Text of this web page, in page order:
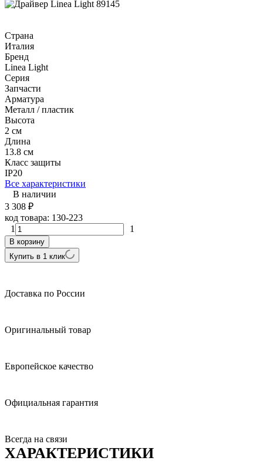
Страна
Италия
Бренд
Linea Light
Серия
Запчасти
Арматура
Металл / пластик
Высота
2 см
Длина
13.8 см
Класс защиты
IP20
Все характеристики
В наличии
3 308 ₽
код товара: 130-223
1
1
В корзину
Купить в 1 клик
Доставка по России
Оригинальный товар
Европейское качество
Официальная гарантия
Всегда на связи
ХАРАКТЕРИСТИКИ